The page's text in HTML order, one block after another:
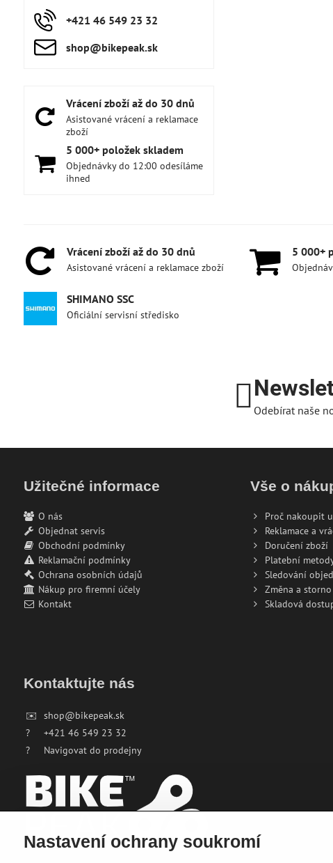
+421 46 549 23 32
shop​@bikepeak​.sk
Vrácení zboží až do 30 dnů
Asistované vrácení a reklamace
zboží
5 000+ položek skladem
Objednávky do 12:00 odesíláme
ihned
Vrácení zboží až do 30 dnů
Asistované vrácení a reklamace zboží
5 000+
SHIMANO SSC
Oficiální servisní středisko
Odebírat naše
Užitečné informace
O nás
Objednat servis
Obchodní podmínky
Reklamační podmínky
Ochrana osobních údajů
Nákup pro firemní účely
Kontakt
Vše o
Proč nakoupit
Reklamace a
Doručení zboží
Platební
Sledování
Změna a
Skladová
Kontaktujte nás
✉️
shop@bikepeak.sk
?
+421 46 549 23 32
?
Navigovat do prodejny
Nastavení ochrany soukromí